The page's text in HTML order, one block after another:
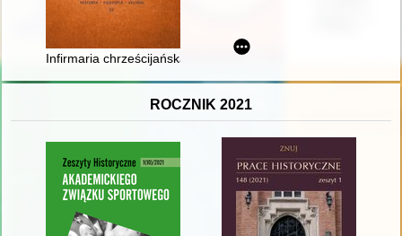
Infirmaria chrześcijańska" Mikołaja z Mościsk (1624) :
ROCZNIK 2021